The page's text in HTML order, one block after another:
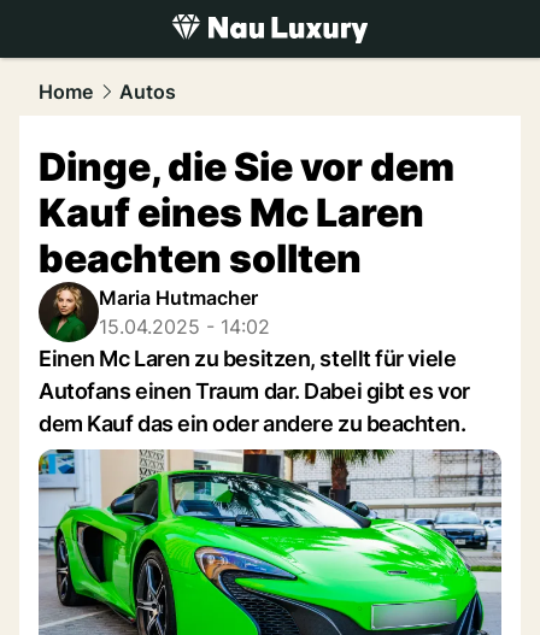
luxury.NAU.ch
Home Autos
Dinge, die Sie vor dem
Kauf eines Mc Laren
beachten sollten
Maria Hutmacher
15.04.2025 - 14:02
Einen Mc Laren zu besitzen, stellt für viele
Autofans einen Traum dar. Dabei gibt es vor
dem Kauf das ein oder andere zu beachten.